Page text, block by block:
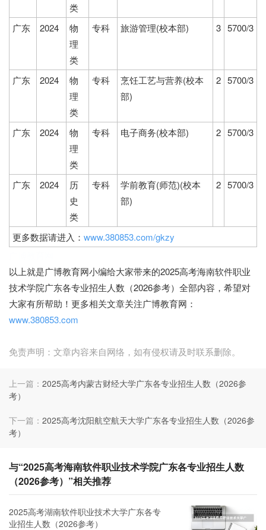
类
广东 2024
物
理
类
专科 旅游管理(校本部) 3 5700/3
广东 2024
物
理
类
专科
烹饪工艺与营养(校本
部)
2 5700/3
广东 2024
物
理
类
专科 电子商务(校本部) 2 5700/3
广东 2024
历
史
类
专科
学前教育(师范)(校本
部)
2 5700/3
更多数据请进入： www.380853.com/gkzy
以上就是广博教育网小编给大家带来的2025高考海南软件职业
技术学院广东各专业招生人数（2026参考）全部内容，希望对
大家有所帮助！更多相关文章关注广博教育网：
www.380853.com
免责声明：文章内容来自网络，如有侵权请及时联系删除。
上一篇： 2025高考内蒙古财经大学广东各专业招生人数（2026参
考）
下一篇： 2025高考沈阳航空航天大学广东各专业招生人数（2026参
考）
与“2025高考海南软件职业技术学院广东各专业招生人数
（2026参考）”相关推荐
2025高考湖南软件职业技术大学广东各专
业招生人数（2026参考）